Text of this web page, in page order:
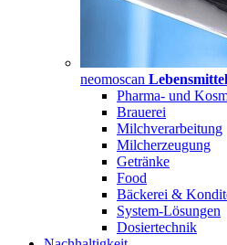
neomoscan
Pharma- und
Brauerei
Milchverarbeitung
Milcherzeugung
Getränke
Food
Bäckerei &
System-Lösungen
Dosiertechnik